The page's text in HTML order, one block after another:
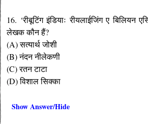
16. ‘रीबूटिंग इंडियाः रीयलाईजिंग ए
लेखक कौन हैं?
(A) सत्यार्थ जोशी
(B) नंदन नीलेकणी
(C) रतन टाटा
(D) विशाल सिक्का
Show Answer/Hide